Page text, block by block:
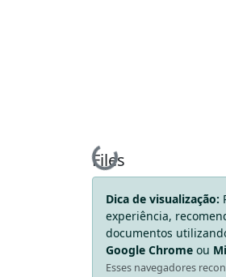
Loading...
Files
Dica de visualização:
experiência,
documentos
Google Chrome ou
Esses navegadores